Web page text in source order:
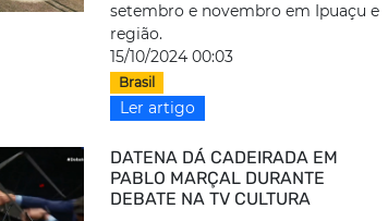
setembro e novembro em Ipuaçu e
região.
15/10/2024 00:03
Brasil
Ler artigo
DATENA DÁ CADEIRADA EM
PABLO MARÇAL DURANTE
DEBATE NA TV CULTURA